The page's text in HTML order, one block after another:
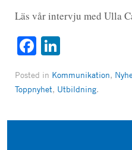
Läs vår intervju med Ulla
Facebook
LinkedIn
Posted in Kommunikation,
Toppnyhet, Utbildning.